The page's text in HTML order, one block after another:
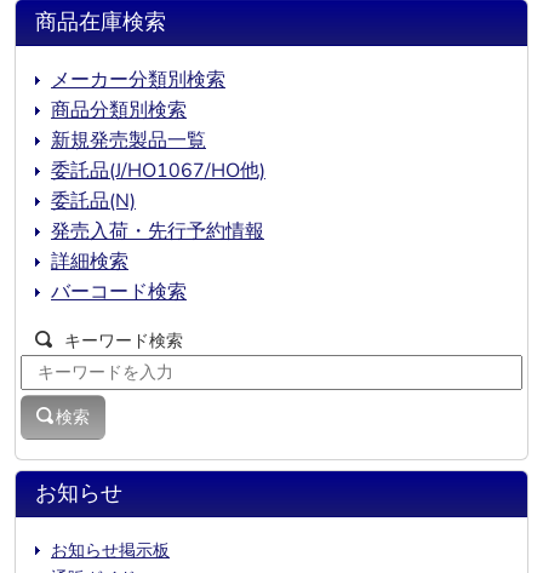
お知らせ
お知らせ掲示板
商品在庫検索
メーカー分類別検索
商品分類別検索
新規発売製品一覧
委託品(J/HO1067/HO他)
委託品(N)
発売入荷・先行予約情報
詳細検索
バーコード検索
キーワード検索
検索